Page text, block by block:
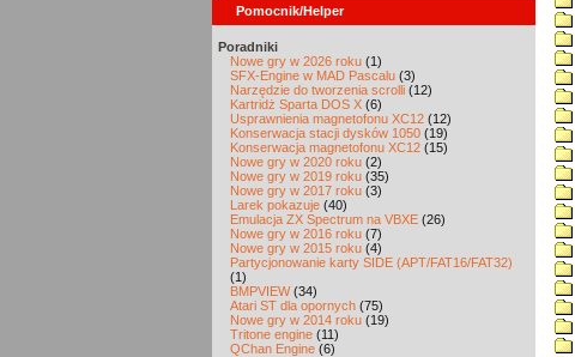
Pomocnik/Helper
Poradniki
Nowe gry w 2026 roku (1)
SFX-Engine w MAD Pascalu (3)
Narzędzie do tworzenia scrolli (12)
Kartridż Sparta DOS X (6)
Usprawnienia magnetofonu XC12 (12)
Konserwacja stacji dysków 1050 (19)
Konserwacja magnetofonu XC12 (15)
Nowe gry w 2020 roku (2)
Nowe gry w 2019 roku (35)
Nowe gry w 2017 roku (3)
Larek pokazuje (40)
Emulacja ZX Spectrum na VBXE (26)
Nowe gry w 2016 roku (7)
Nowe gry w 2015 roku (4)
Partycjonowanie karty SIDE (APT/FAT16/FAT32)
(1)
BMPVIEW(34)
Atari ST dla opornych (75)
Nowe gry w 2014 roku (19)
Tritone engine (11)
QChan Engine (6)